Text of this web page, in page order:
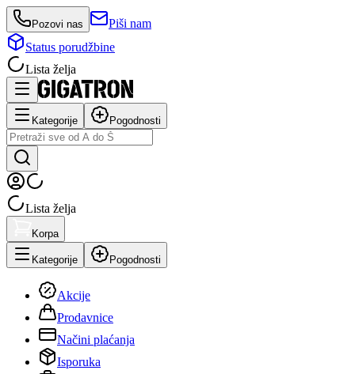
Pozovi nas
Piši nam
Status porudžbine
Lista želja
Kategorije Pogodnosti
Lista želja
Korpa
Kategorije Pogodnosti
Akcije
Prodavnice
Načini plaćanja
Isporuka